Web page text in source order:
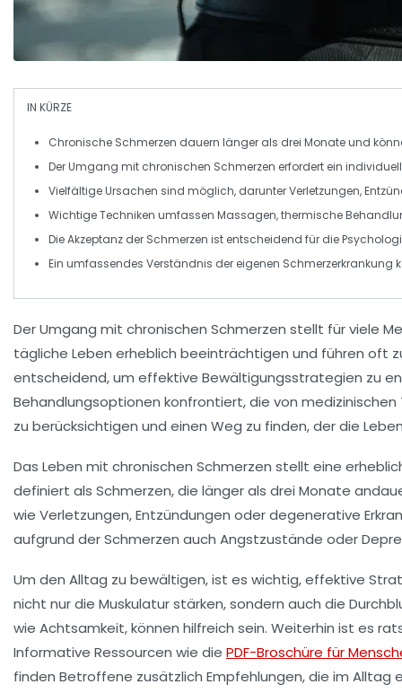
IN KÜRZE
Chronische Schmerzen dauern länger als drei Monate und
DerUmgang mit chronischen Schmerzen erfordert ein
VielfältigeUrsachen sind möglich, darunter Verletzungen,
Wichtige Techniken umfassen Massagen,thermische
DieAkzeptanz der Schmerzen ist entscheidend für die
Ein umfassendes Verständnis der eigenen Schmerzerkrankung
DerUmgang mit chronischen Schmerzen stellt für viele
tägliche Leben erheblich beeinträchtigen und führen oft
entscheidend, um effektive Bewältigungsstrategien zu
Behandlungsoptionen konfrontiert, die von
zu berücksichtigen und einen Weg zu finden, der die
Das Leben mit chronischen Schmerzen stellt eine
definiert als Schmerzen, die länger als drei Monate
wie Verletzungen, Entzündungen oder degenerative
aufgrund der Schmerzen auch Angstzustände oder
Um den Alltag zu bewältigen, ist es wichtig, effektive
nicht nur die Muskulatur stärken, sondern auch die
wie Achtsamkeit, können hilfreich sein. Weiterhin ist es
Informative Ressourcen wie die PDF-Broschüre für
finden Betroffene zusätzlich Empfehlungen, die im Alltag